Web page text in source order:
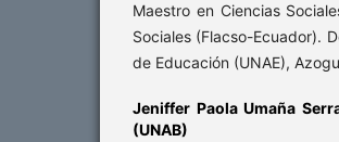
Maestro en Ciencias
Sociales (Flacso-Ecuador).
de Educación (UNAE),
Jeniffer Paola Umaña
(UNAB)